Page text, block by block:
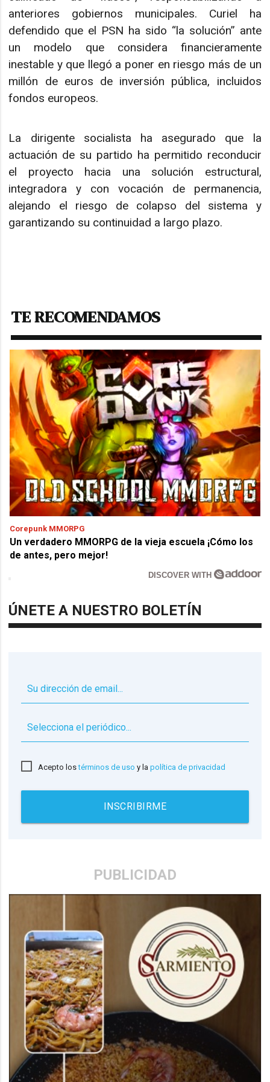
anteriores gobiernos municipales. Curiel ha
defendido que el PSN ha sido “la solución” ante
un modelo que considera financieramente
inestable y que llegó a poner en riesgo más de un
millón de euros de inversión pública, incluidos
fondos europeos.
La dirigente socialista ha asegurado que la
actuación de su partido ha permitido reconducir
el proyecto hacia una solución estructural,
integradora y con vocación de permanencia,
alejando el riesgo de colapso del sistema y
garantizando su continuidad a largo plazo.
TE RECOMENDAMOS
Corepunk MMORPG
Un verdadero MMORPG de la vieja escuela ¡Cómo los
de antes, pero mejor!
DISCOVER WITH
ÚNETE A NUESTRO BOLETÍN
Acepto lostérminos de uso y lapolítica de privacidad
INSCRIBIRME
PUBLICIDAD